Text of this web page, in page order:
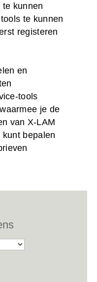
kunnen
te kunnen
registeren
en
tools
je de
van X-LAM
bepalen